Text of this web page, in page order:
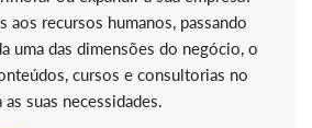
aos recursos humanos, passando
uma das dimensões do negócio, o
cursos e consultorias no
suas necessidades.